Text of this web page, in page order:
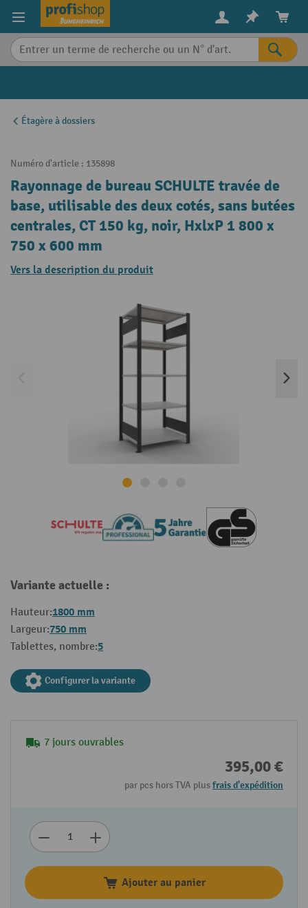
content
Étagère à dossiers
Numéro d'article : 135898
Rayonnage de bureau SCHULTE travée de
base, utilisable des deux cotés, sans butées
centrales, CT 150 kg, noir, HxlxP 1 800 x
750 x 600 mm
Vers la description du produit
Variante actuelle :
Hauteur:1800 mm
Largeur:750 mm
Tablettes, nombre:5
Configurer la variante
7 jours ouvrables
395,00 €
par pcs hors TVA plusfrais d'expédition
Ajouter au panier